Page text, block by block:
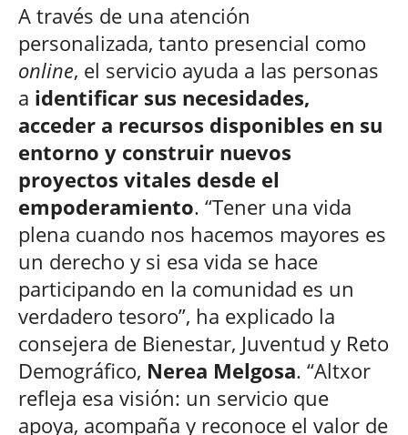
A través de una atención
personalizada, tanto presencial como
online, el servicio ayuda a las personas
a identificar sus necesidades,
acceder a recursos disponibles en su
entorno y construir nuevos
proyectos vitales desde el
empoderamiento. “Tener una vida
plena cuando nos hacemos mayores es
un derecho y si esa vida se hace
participando en la comunidad es un
verdadero tesoro”, ha explicado la
consejera de Bienestar, Juventud y Reto
Demográfico, Nerea Melgosa. “Altxor
refleja esa visión: un servicio que
apoya, acompaña y reconoce el valor de